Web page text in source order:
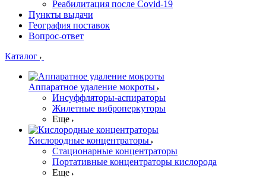
Реабилитация после Covid-19
Пункты выдачи
География поставок
Вопрос-ответ
Каталог
Аппаратное удаление мокроты
Инсуффляторы-аспираторы
Жилетные виброперкуторы
Еще
Кислородные концентраторы
Стационарные концентраторы
Портативные концентраторы кислорода
Еще